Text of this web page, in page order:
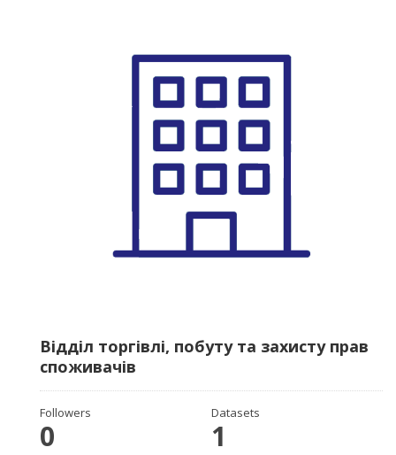
Відділ торгівлі, побуту та захисту прав
споживачів
Followers
0
Datasets
1